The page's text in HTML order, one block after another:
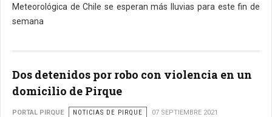
Meteorológica de Chile se esperan más lluvias para este fin de
semana
Dos detenidos por robo con violencia en un
domicilio de Pirque
PORTAL PIRQUE NOTICIAS DE PIRQUE
07 SEPTIEMBRE 2021